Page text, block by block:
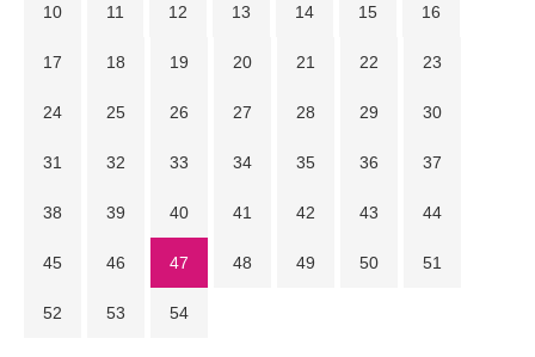
10 11 12 13 14 15 16
17 18 19 20 21 22 23
24 25 26 27 28 29 30
31 32 33 34 35 36 37
38 39 40 41 42 43 44
45 46 47 48 49 50 51
52 53 54